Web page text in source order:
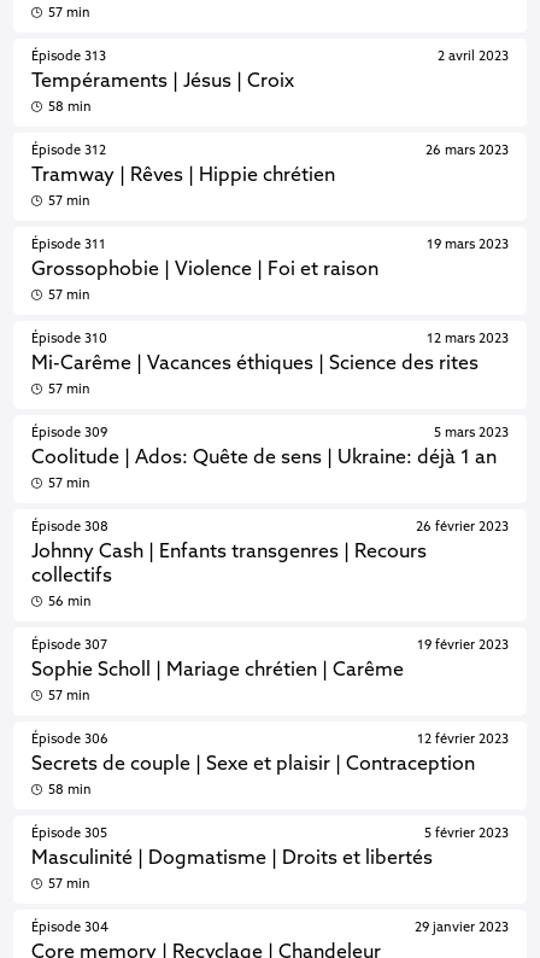
57 min
Épisode 313
Tempéraments | Jésus | Croix
2 avril 2023
58 min
Épisode 312
Tramway | Rêves | Hippie chrétien
26 mars 2023
57 min
Épisode 311
Grossophobie | Violence | Foi et raison
19 mars 2023
57 min
Épisode 310
Mi-Carême | Vacances éthiques | Science des rites
12 mars 2023
57 min
Épisode 309
Coolitude | Ados: Quête de sens | Ukraine: déjà 1 an
5 mars 2023
57 min
Épisode 308
Johnny Cash | Enfants transgenres | Recours
collectifs
26 février 2023
56 min
Épisode 307
Sophie Scholl | Mariage chrétien | Carême
19 février 2023
57 min
Épisode 306
Secrets de couple | Sexe et plaisir | Contraception
12 février 2023
58 min
Épisode 305
Masculinité | Dogmatisme | Droits et libertés
5 février 2023
57 min
Épisode 304
Core memory | Recyclage | Chandeleur
29 janvier 2023